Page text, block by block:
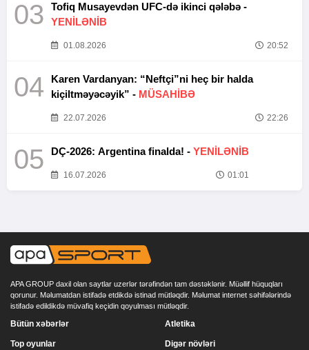
03
Tofiq Musayevdən UFC-də ikinci qələbə -
YENİLƏNİB
01.08.2026 20:52
04
Karen Vardanyan: “Neftçi”ni heç bir halda
kiçiltməyəcəyik” - MÜSAHİBƏ
22.07.2026 22:26
05 DÇ-2026: Argentina finalda! - YENİLƏNİB
16.07.2026 01:01
APA GROUP daxil olan saytlar uzerlər tərəfindən tam dəstəklənir. Müəllif hüquqları
qorunur. Məlumatdan istifadə etdikdə istinad mütləqdir. Məlumat internet səhifələrində
istifadə edildikdə müvafiq keçidin qoyulması mütləqdir.
Bütün xəbərlər
Top oyunlar
Atletika
Digər növləri